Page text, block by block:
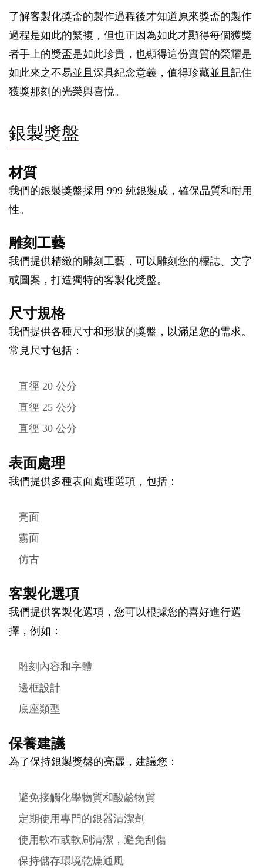
了解客製化獎盃的製作過程後才知道原來獎盃的製作
過程是如此的繁複，但也正因為如此才顯得每個獲獎
者手上的獎盃是如此珍貴，也顯得這份實質的榮耀是
如此來之不易並且深具紀念意義，值得珍藏並且記住
獲獎那刻的光榮與喜悅。
銀製獎盤
材質
我們的銀製獎盤採用 999 純銀製成，確保品質和耐用
性。
雕刻工藝
我們提供精緻的雕刻工藝，可以雕刻您的標誌、文字
或圖案，打造獨特的客製化獎盤。
尺寸規格
我們提供各種尺寸和形狀的獎盤，以滿足您的需求。
常見尺寸包括：
直徑 20 公分
直徑 25 公分
直徑 30 公分
表面處理
我們提供多種表面處理選項，包括：
亮面
霧面
仿古
客製化選項
我們提供客製化選項，您可以根據您的喜好進行選
擇，例如：
雕刻內容和字體
邊框設計
底座類型
保養建議
為了保持銀製獎盤的亮麗，建議您：
避免接觸化學物質和酸鹼物質
定期使用專門的銀器清潔劑
使用軟布或軟刷清潔，避免刮傷
保持儲存環境乾燥通風